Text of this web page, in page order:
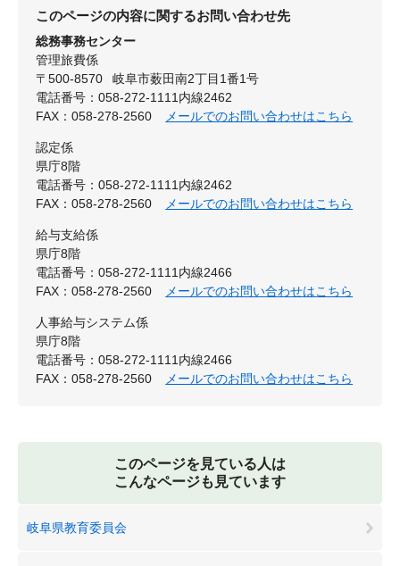
このページの内容に関するお問い合わせ先
総務事務センター
管理旅費係
〒500-8570
岐阜市薮田南2丁目1番1号
電話番号：058-272-1111内線2462
FAX：058-278-2560
メールでのお問い合わせはこちら
認定係
県庁8階
電話番号：058-272-1111内線2462
FAX：058-278-2560
メールでのお問い合わせはこちら
給与支給係
県庁8階
電話番号：058-272-1111内線2466
FAX：058-278-2560
メールでのお問い合わせはこちら
人事給与システム係
県庁8階
電話番号：058-272-1111内線2466
FAX：058-278-2560
メールでのお問い合わせはこちら
このページを見ている人は
こんなページも見ています
岐阜県教育委員会